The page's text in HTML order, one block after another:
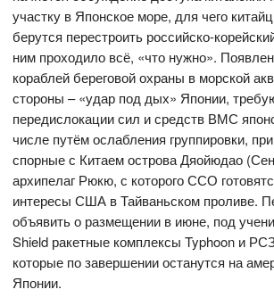
участку в Японское море, для чего
берутся перестроить российско-
ним проходило всё, «что нужно».
кораблей береговой охраны в морской
стороны – «удар под дых» Японии,
передислокации сил и средств ВМС
числе путём ослабления группировки,
спорные с Китаем острова Дяойюдао
архипелаг Рюкю, с которого ССО
интересы США в Тайваньском проливе.
объявить о размещении в июне, под
Shield ракетные комплексы Typhoon и
которые по завершении останутся на
Японии.